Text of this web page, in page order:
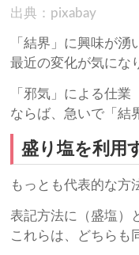
出典：pixabay
「結界」に興味が湧
最近の変化が気にな
「邪気」による仕
ならば、急いで「結
盛り塩を利用
もっとも代表的な方
表記方法に（盛塩）
これらは、どちらも